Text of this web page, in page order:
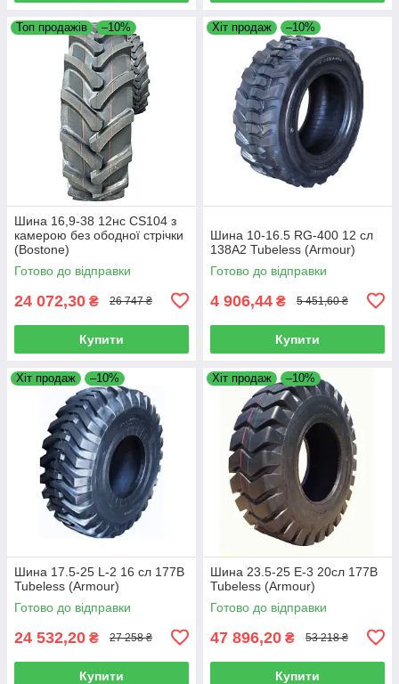
Топ продажів –10%
Шина 16,9-38 12нс CS104 з
камерою без ободної стрічки
(Bostone)
Готово до відправки
24 072,30 ₴ 26 747 ₴
Купити
Хіт продаж –10%
Шина 10-16.5 RG-400 12 сл
138A2 Tubeless (Armour)
Готово до відправки
4 906,44 ₴ 5 451,60 ₴
Купити
Хіт продаж –10%
Шина 17.5-25 L-2 16 сл 177B
Tubeless (Armour)
Готово до відправки
24 532,20 ₴ 27 258 ₴
Купити
Хіт продаж –10%
Шина 23.5-25 E-3 20сл 177B
Tubeless (Armour)
Готово до відправки
47 896,20 ₴ 53 218 ₴
Купити